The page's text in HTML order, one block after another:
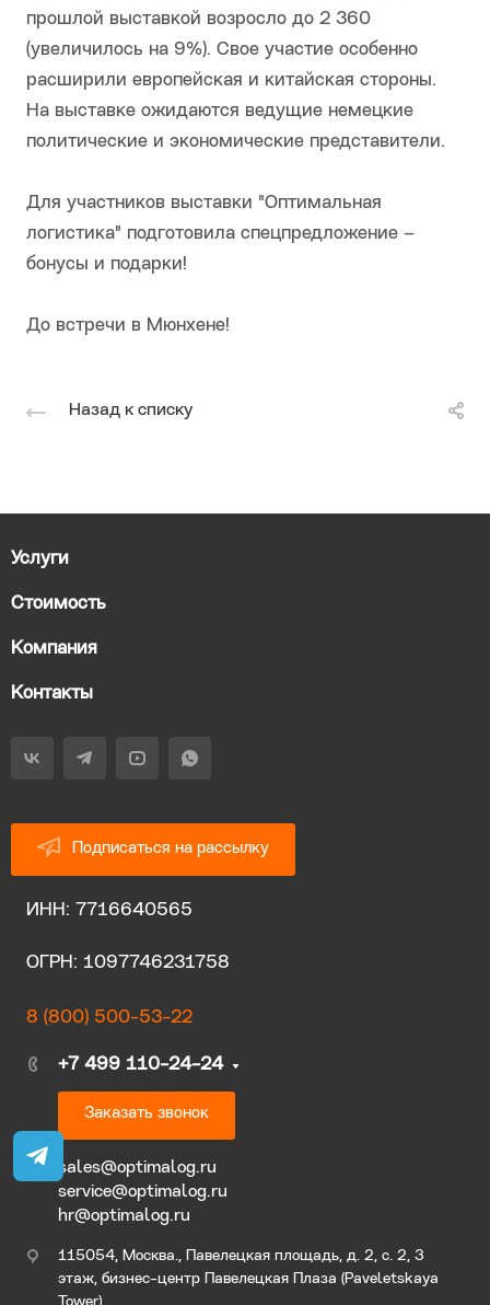
прошлой выставкой возросло до 2 360
(увеличилось на 9%). Свое участие особенно
расширили европейская и китайская стороны.
На выставке ожидаются ведущие немецкие
политические и экономические представители.
Для участников выставки "Оптимальная
логистика" подготовила спецпредложение –
бонусы и подарки!
До встречи в Мюнхене!
Назад к списку
Услуги
Стоимость
Компания
Контакты
Подписаться на рассылку
ИНН: 7716640565
ОГРН: 1097746231758
8 (800) 500-53-22
+7 499 110-24-24
Заказать звонок
sales@optimalog.ru
service@optimalog.ru
hr@optimalog.ru
115054, Москва., Павелецкая площадь, д. 2, с. 2, 3
этаж, бизнес-центр Павелецкая Плаза (Paveletskaya
Tower).